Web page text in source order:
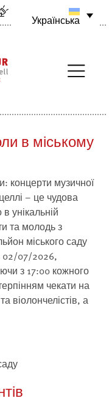
Українська
в міському
концерти музичної
– це чудова
унікальній
та молодь з
міського саду
02/07/2026,
з 17:00 кожного
чекати на
віолончелістів, а